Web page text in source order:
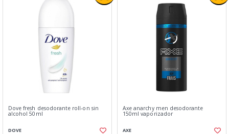
Dove fresh desodorante roll-on sin
alcohol 50ml
DOVE
Axe anarchy men desodorante
150ml vaporizador
AXE